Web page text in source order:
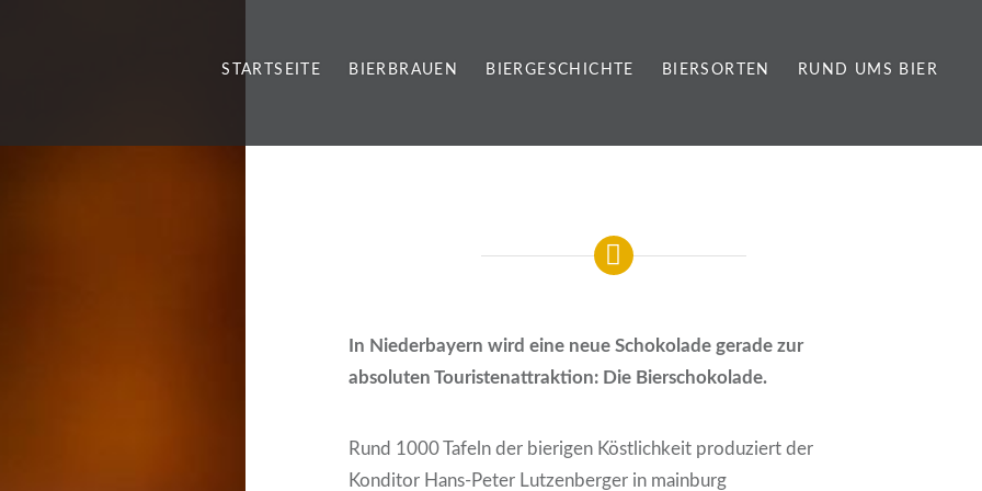
STARTSEITE BIERBRAUEN BIERGESCHICHTE BIERSORTEN RUND UMS BIER
In Niederbayern wird eine neue Schokolade gerade zur
absoluten Touristenattraktion: Die Bierschokolade.
Rund 1000 Tafeln der bierigen Köstlichkeit produziert der
Konditor Hans-Peter Lutzenberger in mainburg